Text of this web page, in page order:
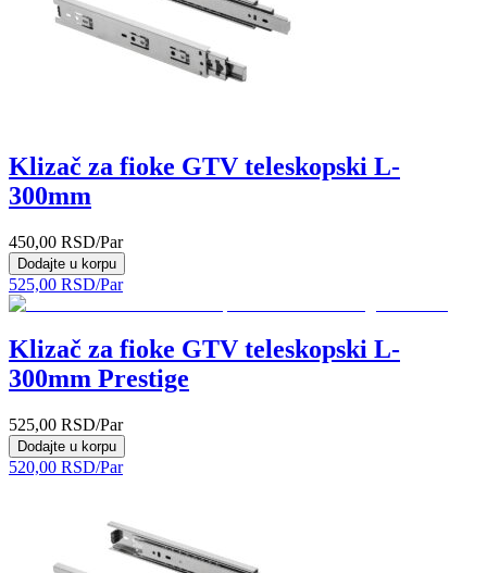
Klizač za fioke GTV teleskopski L-
300mm
450,00 RSD/Par
Dodajte u korpu
525,00 RSD/Par
Klizač za fioke GTV teleskopski L-
300mm Prestige
525,00 RSD/Par
Dodajte u korpu
520,00 RSD/Par